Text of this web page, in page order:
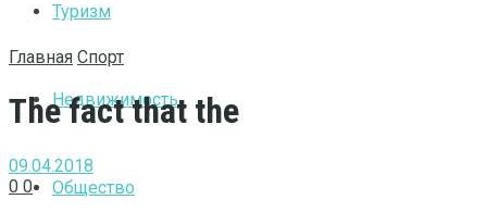
Туризм
Недвижимость
Общество
Главная Спорт
The fact that the
09.04.2018
0 0